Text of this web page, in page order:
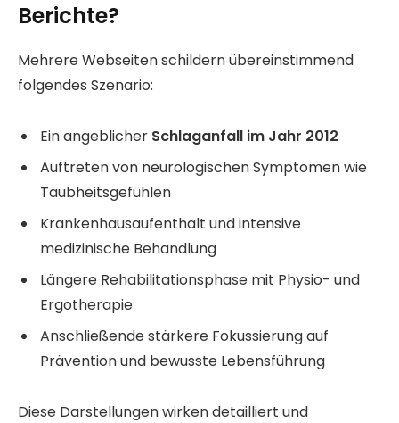
Berichte?
Mehrere Webseiten schildern übereinstimmend
folgendes Szenario:
Ein angeblicher Schlaganfall im Jahr 2012
Auftreten von neurologischen Symptomen wie
Taubheitsgefühlen
Krankenhausaufenthalt und intensive
medizinische Behandlung
Längere Rehabilitationsphase mit Physio- und
Ergotherapie
Anschließende stärkere Fokussierung auf
Prävention und bewusste Lebensführung
Diese Darstellungen wirken detailliert und